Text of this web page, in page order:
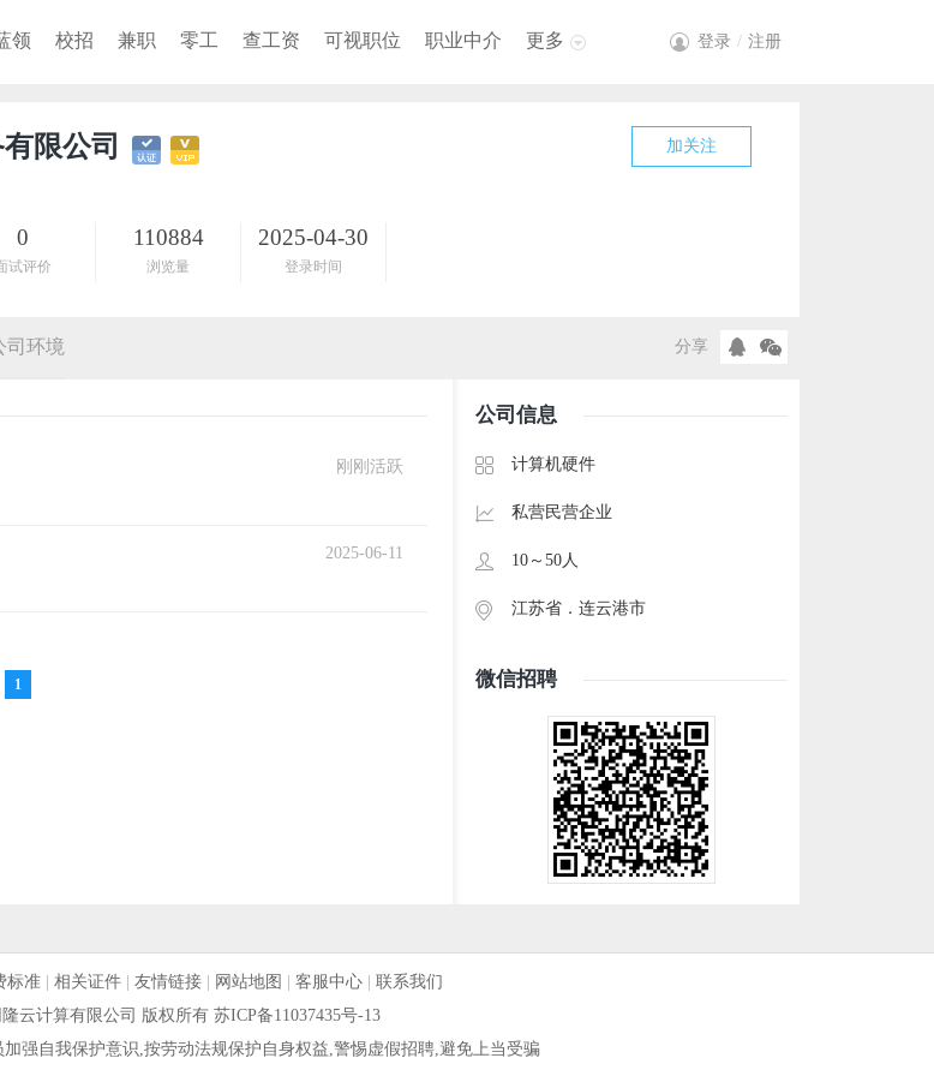
领 校招 兼职 零工 查工资 可视职位 职业中介 更多 登录 / 注册
限公司 加关注
0
试评价
110884
浏览量
2025-04-30
登录时间
司环境 分享
刚刚活跃
2025-06-11
1
公司信息
计算机硬件
私营民营企业
10～50人
江苏省． 连云港市
微信招聘
标准| 相关证件| 友情链接| 网站地图 客服中心| 联系我们
隆云计算有限公司 版权所有 苏ICP备11037435号-13
强自我保护意识,按劳动法规保护自身权益,警惕虚假招聘,避免上当受骗